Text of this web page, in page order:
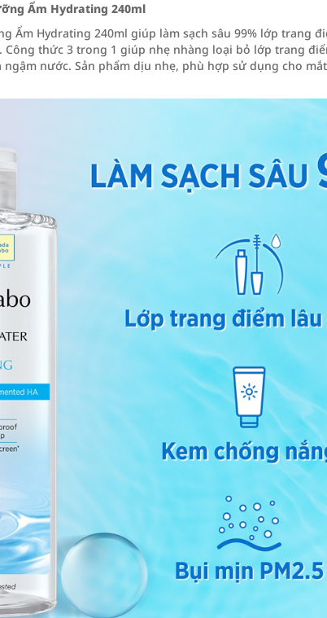
Ẩm Hydrating 240ml
Ẩm Hydrating 240ml giúp làm sạch sâu 99% lớp trang
thức 3 trong 1 giúp nhẹ nhàng loại bỏ lớp trang
nước. Sản phẩm dịu nhẹ, phù hợp sử dụng cho